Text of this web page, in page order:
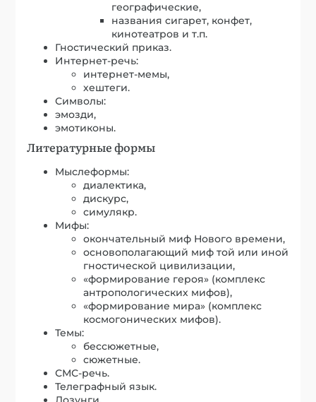
географические,
названия сигарет, конфет,
кинотеатров и т.п.
Гностический приказ.
Интернет-речь:
интернет-мемы,
хештеги.
Символы:
эмозди,
эмотиконы.
Литературные формы
Мыслеформы:
диалектика,
дискурс,
симулякр.
Мифы:
окончательный миф Нового времени,
основополагающий миф той или иной
гностической цивилизации,
«формирование героя» (комплекс
антропологических мифов),
«формирование мира» (комплекс
космогонических мифов).
Темы:
бессюжетные,
сюжетные.
СМС-речь.
Телеграфный язык.